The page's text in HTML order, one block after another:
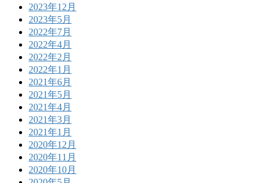
2023年12月
2023年5月
2022年7月
2022年4月
2022年2月
2022年1月
2021年6月
2021年5月
2021年4月
2021年3月
2021年1月
2020年12月
2020年11月
2020年10月